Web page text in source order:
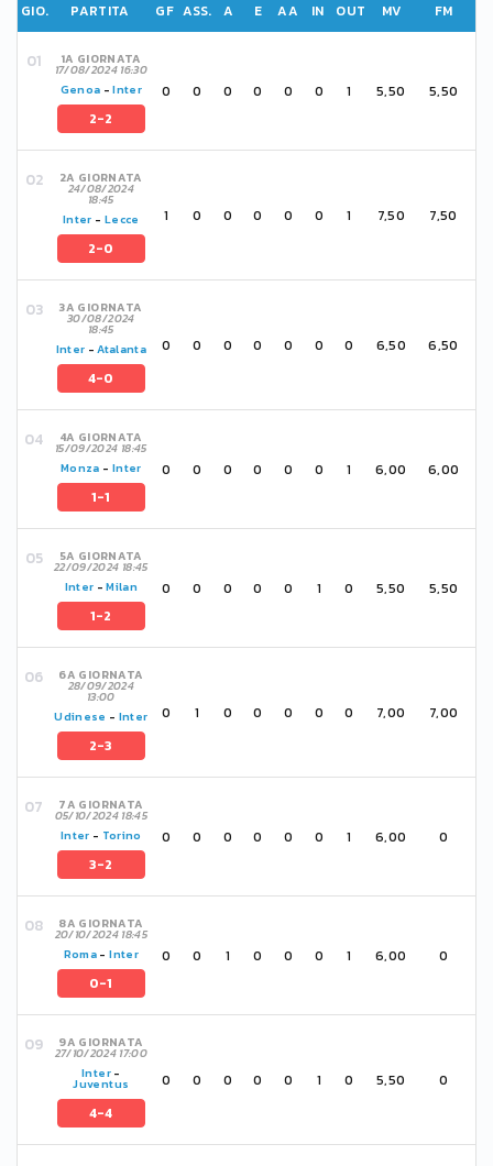
GIO. PARTITA GF ASS. A E AA IN OUT MV FM
1A GIORNATA
17/08/2024 16:30
Genoa -Inter
2-2
0 0 0 0 0 0 1 5,50 5,50
2A GIORNATA
24/08/2024
18:45
Inter - Lecce
2-0
1 0 0 0 0 0 1 7,50 7,50
3A GIORNATA
30/08/2024
18:45
Inter -Atalanta
4-0
0 0 0 0 0 0 0 6,50 6,50
4A GIORNATA
15/09/2024 18:45
Monza - Inter
1-1
0 0 0 0 0 0 1 6,00 6,00
5A GIORNATA
22/09/2024 18:45
Inter -Milan
1-2
0 0 0 0 0 1 0 5,50 5,50
6A GIORNATA
28/09/2024
13:00
Udinese - Inter
2-3
0 1 0 0 0 0 0 7,00 7,00
7A GIORNATA
05/10/2024 18:45
Inter - Torino
3-2
0 0 0 0 0 0 1 6,00 0
8A GIORNATA
20/10/2024 18:45
Roma -Inter
0-1
0 0 1 0 0 0 1 6,00 0
9A GIORNATA
27/10/2024 17:00
Inter-
Juventus
4-4
0 0 0 0 0 1 0 5,50 0